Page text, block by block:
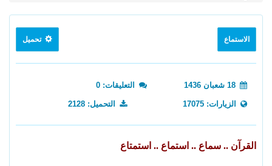
الاستماع تحميل
التعليقات: 0
الزيارات: 17075 التحميل: 2128
القرآن .. سماع .. استماع .. استمتاع